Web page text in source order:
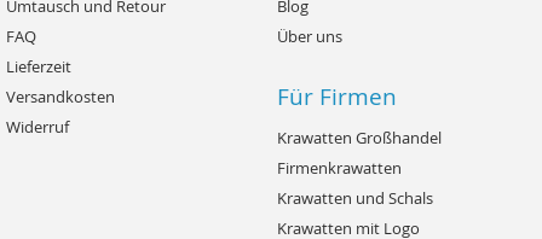
Umtausch und Retour
FAQ
Lieferzeit
Versandkosten
Widerruf
Blog
Über uns
Für Firmen
Krawatten Großhandel
Firmenkrawatten
Krawatten und Schals
Krawatten mit Logo